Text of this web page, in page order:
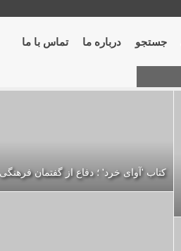
جستجو درباره ما تماس با ما
کتاب 'آوای خرد' ؛ دفاع از گفتمان